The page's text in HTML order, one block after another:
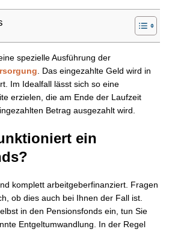
spezielle Ausführung der
. Das eingezahlte Geld wird in
Im Idealfall lässt sich so eine
erzielen, die am Ende der Laufzeit
Betrag ausgezahlt wird.
ein
komplett arbeitgeberfinanziert. Fragen
ob dies auch bei Ihnen der Fall ist.
in den Pensionsfonds ein, tun Sie
Entgeltumwandlung. In der Regel